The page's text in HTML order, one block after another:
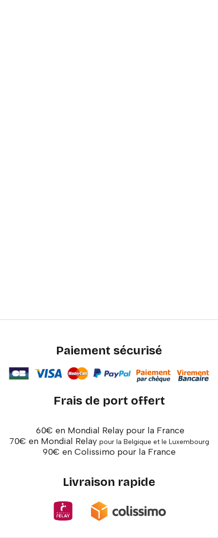
Paiement sécurisé
Frais de port offert
60€ en Mondial Relay pour la France
70€ en Mondial Relay pour la Belgique et le Luxembourg
90€ en Colissimo pour la France
Livraison rapide